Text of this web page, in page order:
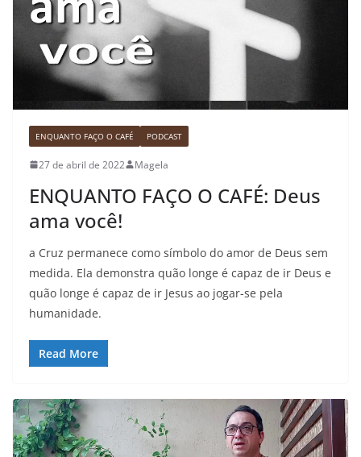
ENQUANTO FAÇO O CAFÉ PODCAST
27 de abril de 2022 Magela
ENQUANTO FAÇO O CAFÉ: Deus
ama você!
a Cruz permanece como símbolo do amor de Deus sem
medida. Ela demonstra quão longe é capaz de ir Deus e
quão longe é capaz de ir Jesus ao jogar-se pela
humanidade.
Read More